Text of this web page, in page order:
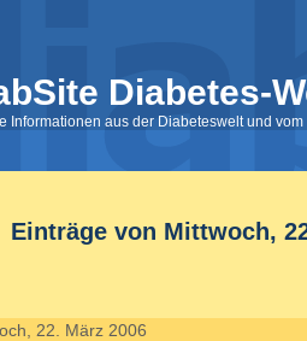
Diabetes-
Informationen aus der Diabeteswelt und
Einträge von Mittwoch,
22. März 2006